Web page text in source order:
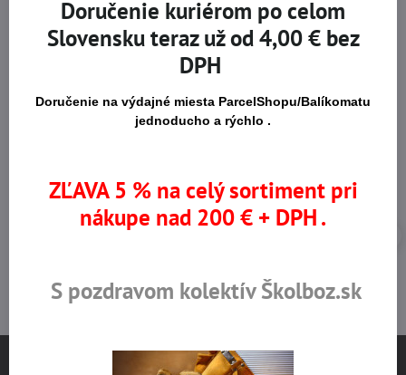
Na trhu od r​. 2008 Certifikované výrobky
Skladom viac ako 36 tisíc
produktov
Výhodné ceny
Doručenie kuriérom po celom
Slovensku teraz už od 4,00 € bez
DPH
Doručenie na výdajné miesta ParcelShopu/Balíkomatu
jednoducho a rýchlo .
ZĽAVA 5 % na celý sortiment pri
nákupe nad 200 € + DPH .
S pozdravom kolektív Školboz.sk